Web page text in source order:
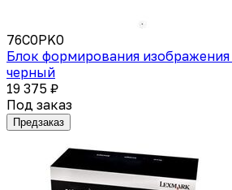
76C0PK0
Блок формирования изображения
черный
19 375 ₽
Под заказ
Предзаказ